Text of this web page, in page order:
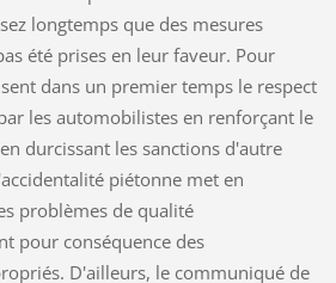
longtemps que des mesures
été prises en leur faveur. Pour
dans un premier temps le respect
les automobilistes en renforçant le
durcissant les sanctions d'autre
piétonne met en
problèmes de qualité
pour conséquence des
D'ailleurs, le communiqué de